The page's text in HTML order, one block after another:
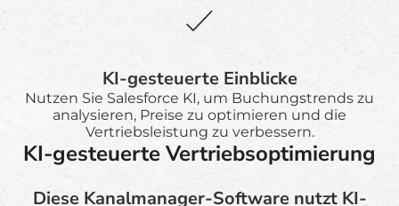
KI-gesteuerte Einblicke
Nutzen Sie Salesforce KI, um Buchungstrends zu
analysieren, Preise zu optimieren und die
Vertriebsleistung zu verbessern.
KI-gesteuerte Vertriebsoptimierung
Diese Kanalmanager-Software nutzt KI-